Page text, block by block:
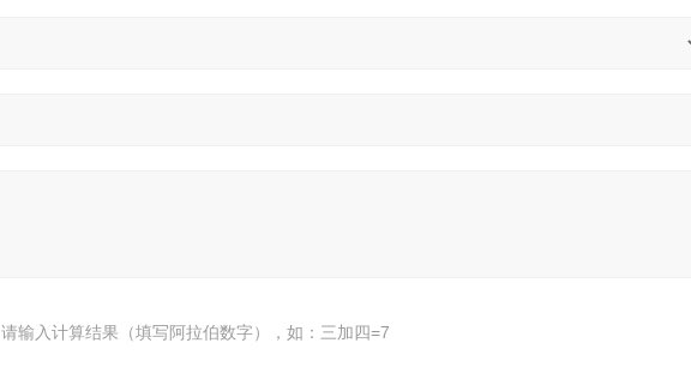
请输入计算结果（填写阿拉伯数字），如：三加四=7